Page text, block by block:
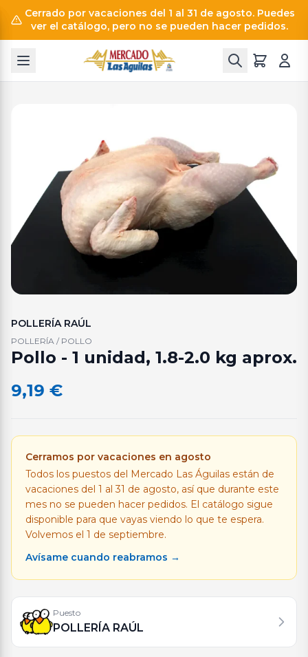
Cerrado por vacaciones del 1 al 31 de agosto. Puedes
ver el catálogo, pero no se pueden hacer pedidos.
POLLERÍA RAÚL
POLLERÍA / POLLO
Pollo - 1 unidad, 1.8-2.0 kg aprox.
9,19 €
Cerramos por vacaciones en agosto
Todos los puestos del Mercado Las Águilas están de
vacaciones del 1 al 31 de agosto, así que durante este
mes no se pueden hacer pedidos. El catálogo sigue
disponible para que vayas viendo lo que te espera.
Volvemos el 1 de septiembre.
Avísame cuando reabramos →
Puesto
POLLERÍA RAÚL